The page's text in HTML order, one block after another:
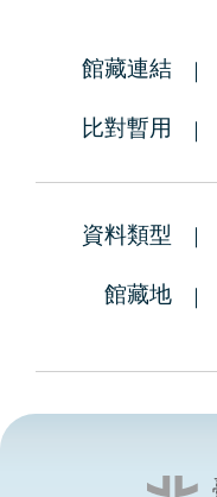
館藏連結
比對暫用
資料類型
館藏地